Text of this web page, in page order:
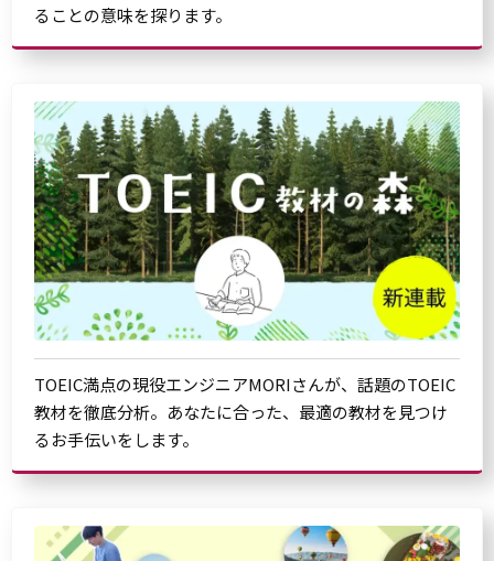
ることの意味を探ります。
TOEIC満点の現役エンジニアMORIさんが、話題のTOEIC
教材を徹底分析。あなたに合った、最適の教材を見つけ
るお手伝いをします。